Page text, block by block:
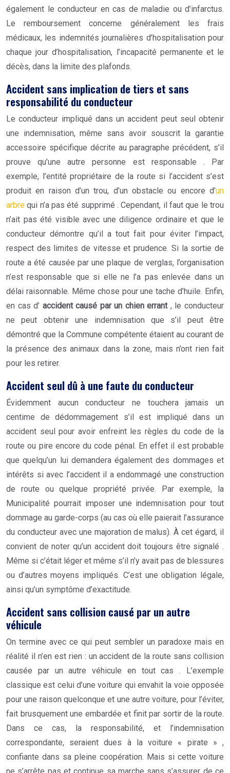
également le conducteur en cas de maladie ou d’infarctus.
Le remboursement concerne généralement les frais
médicaux, les indemnités journalières d’hospitalisation pour
chaque jour d’hospitalisation, l’incapacité permanente et le
décès, dans la limite des plafonds.
Accident sans implication de tiers et sans
responsabilité du conducteur
Le conducteur impliqué dans un accident peut seul obtenir
une indemnisation, même sans avoir souscrit la garantie
accessoire spécifique décrite au paragraphe précédent, s’il
prouve qu’une autre personne est responsable . Par
exemple, l’entité propriétaire de la route si l’accident s’est
produit en raison d’un trou, d’un obstacle ou encore d’un
arbre qui n’a pas été supprimé .Cependant, il faut que le trou
n’ait pas été visible avec une diligence ordinaire et que le
conducteur démontre qu’il a tout fait pour éviter l’impact,
respect des limites de vitesse et prudence. Si la sortie de
route a été causée par une plaque de verglas, l’organisation
n’est responsable que si elle ne l’a pas enlevée dans un
délai raisonnable. Même chose pour une tache d’huile. Enfin,
en cas d’ accident causé par un chien errant, le conducteur
ne peut obtenir une indemnisation que s’il peut être
démontré que la Commune compétente étaient au courant de
la présence des animaux dans la zone, mais n’ont rien fait
pour les retirer.
Accident seul dû à une faute du conducteur
Évidemment aucun conducteur ne touchera jamais un
centime de dédommagement s’il est impliqué dans un
accident seul pour avoir enfreint les règles du code de la
route ou pire encore du code pénal. En effet il est probable
que quelqu’un lui demandera également des dommages et
intérêts si avec l’accident il a endommagé une construction
de route ou quelque propriété privée. Par exemple, la
Municipalité pourrait imposer une indemnisation pour tout
dommage au garde-corps (au cas où elle paierait l’assurance
du conducteur avec une majoration de malus). À cet égard, il
convient de noter qu’un accident doit toujours être signalé .
Même si c’était léger et même s’il n’y avait pas de blessures
ou d’autres moyens impliqués. C’est une obligation légale,
ainsi qu’un symptôme d’exactitude.
Accident sans collision causé par un autre
véhicule
On termine avec ce qui peut sembler un paradoxe mais en
réalité il n’en est rien : un accident de la route sans collision
causée par un autre véhicule en tout cas . L’exemple
classique est celui d’une voiture qui envahit la voie opposée
pour une raison quelconque et une autre voiture, pour l’éviter,
fait brusquement une embardée et finit par sortir de la route.
Dans ce cas, la responsabilité, et l’indemnisation
correspondante, seraient dues à la voiture « pirate » ,
confiante dans sa pleine coopération. Mais si cette voiture